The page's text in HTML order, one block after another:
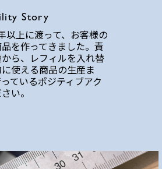
Story
以上に渡って、お客様の
を作ってきました。責
ら、レフィルを入れ替
使える商品の生産ま
ているポジティブアク
い。